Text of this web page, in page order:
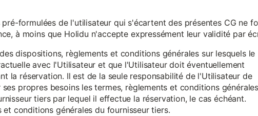
formulées de l'utilisateur qui s'écartent des présentes CG ne
à moins que Holidu n'accepte expressément leur validité par
dispositions, règlements et conditions générales sur lesquels le
avec l'Utilisateur et que l'Utilisateur doit éventuellement
la réservation. Il est de la seule responsabilité de l'Utilisateur de
propres besoins les termes, règlements et conditions
tiers par lequel il effectue la réservation, le cas échéant.
conditions générales du fournisseur tiers.